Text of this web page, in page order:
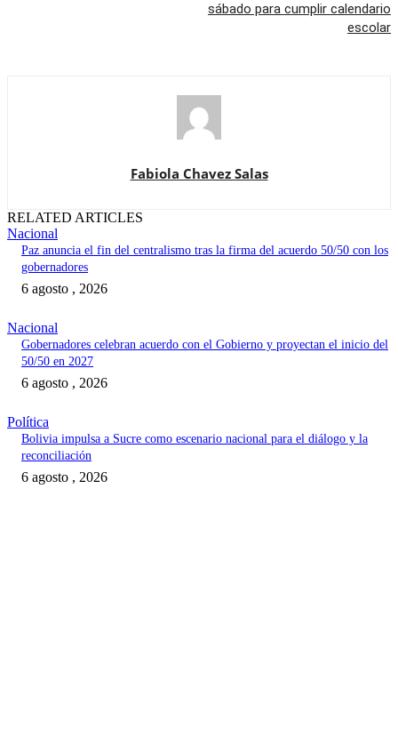
sábado para cumplir calendario
escolar
Fabiola Chavez Salas
RELATED ARTICLES
Nacional
Paz anuncia el fin del centralismo tras la firma del acuerdo 50/50 con los
gobernadores
6 agosto , 2026
Nacional
Gobernadores celebran acuerdo con el Gobierno y proyectan el inicio del
50/50 en 2027
6 agosto , 2026
Política
Bolivia impulsa a Sucre como escenario nacional para el diálogo y la
reconciliación
6 agosto , 2026